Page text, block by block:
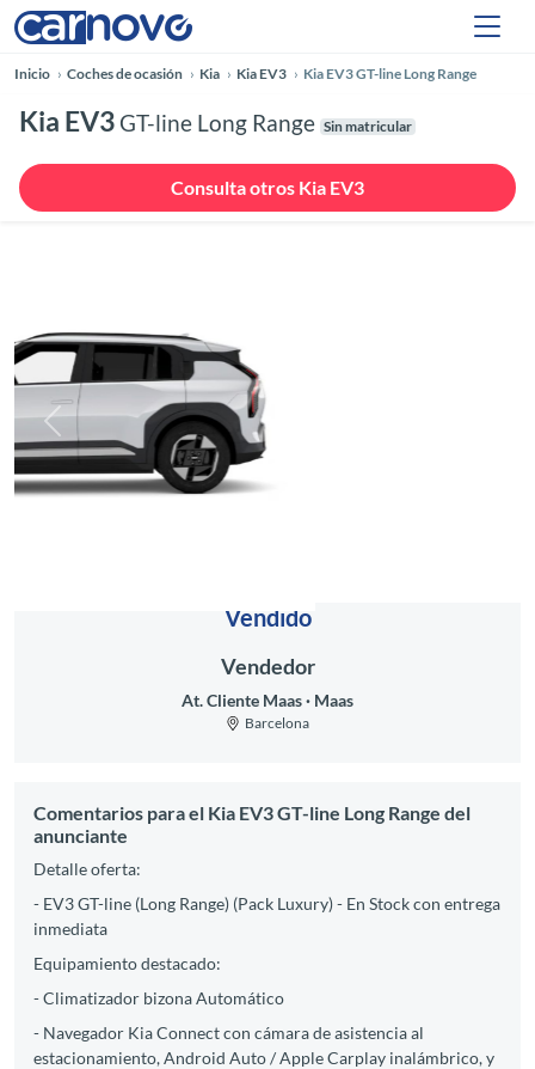
Inicio Coches de ocasión Kia Kia EV3 Kia EV3 GT-line Long Range
Kia EV3 GT-line Long Range Sin matricular
Consulta otros Kia EV3
Anterior
Vendido
Vendedor
At. Cliente Maas Maas
Barcelona
Comentarios para el Kia EV3 GT-line Long Range del
anunciante
Detalle oferta:
- EV3 GT-line (Long Range) (Pack Luxury) - En Stock con entrega
inmediata
Equipamiento destacado:
- Climatizador bizona Automático
- Navegador Kia Connect con cámara de asistencia al
estacionamiento, Android Auto / Apple Carplay inalámbrico, y